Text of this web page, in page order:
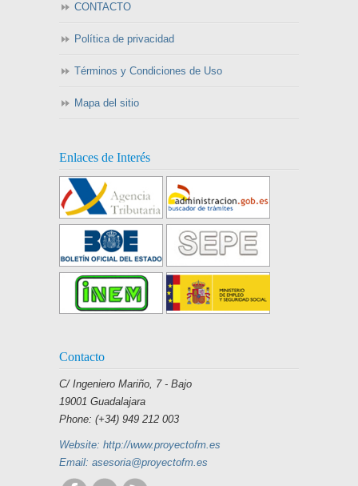
CONTACTO
Política de privacidad
Términos y Condiciones de Uso
Mapa del sitio
Enlaces de Interés
Contacto
C/ Ingeniero Mariño, 7 - Bajo
19001 Guadalajara
Phone: (+34) 949 212 003
Website: http://www.proyectofm.es
Email: asesoria@proyectofm.es